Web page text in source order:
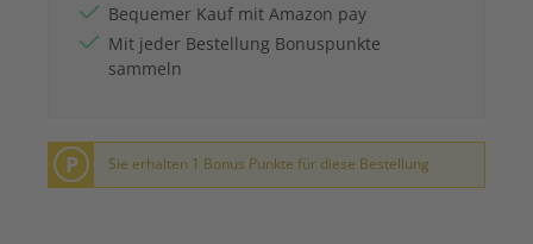
Bequemer Kauf mit Amazon pay
Mit jeder Bestellung Bonuspunkte
sammeln
P Sie erhalten 1 Bonus Punkte für diese Bestellung